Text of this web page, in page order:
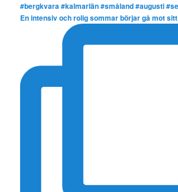
En intensiv och rolig sommar börjar gå mot sitt